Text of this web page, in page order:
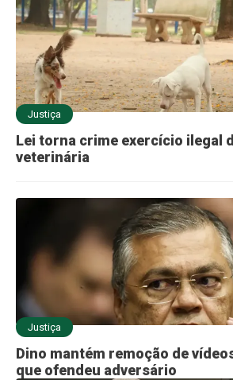
Justiça
Lei torna crime exercício ilegal
veterinária
Justiça
Dino mantém remoção de
que ofendeu adversário